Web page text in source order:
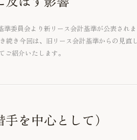
準委員会より新リース会計基準が公表され
続き今回は、旧リース会計基準からの見直
ご紹介いたします。
を中心として）